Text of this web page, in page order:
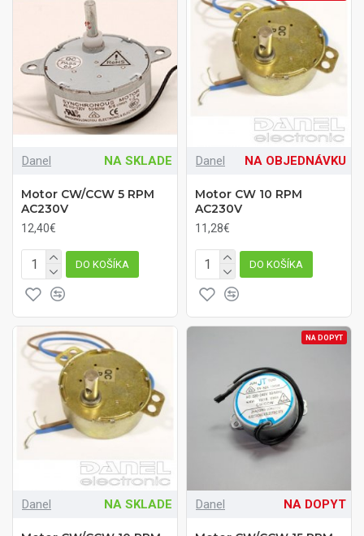
Danel NA SKLADE
Motor CW/CCW 5 RPM
AC230V
12,40€
DO KOŠÍKA
Danel NA OBJEDNÁVKU
Motor CW 10 RPM
AC230V
11,28€
DO KOŠÍKA
Danel NA SKLADE
NA DOPYT
Danel NA DOPYT